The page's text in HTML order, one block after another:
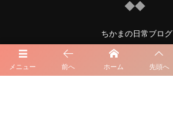
メニュー 前へ ホーム 先頭へ
ちかまの日常ブログ